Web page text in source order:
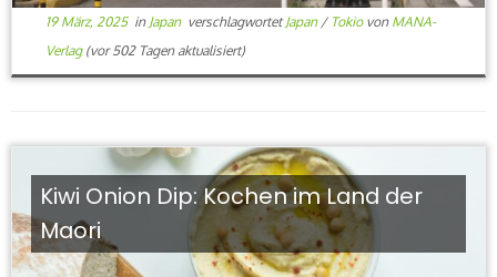
19 März, 2025in Japan verschlagwortetJapan / Tokio von MANA-
Verlag(vor 502 Tagen aktualisiert)
Kiwi Onion Dip: Kochen im Land der
Maori